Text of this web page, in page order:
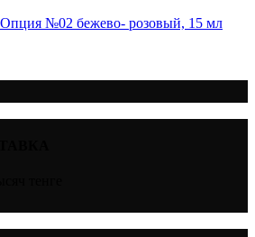
Опция №02 бежево- розовый, 15 мл